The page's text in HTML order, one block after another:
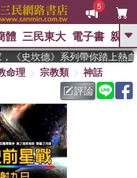
5
GO
東野圭吾 、 高希均教授回憶錄
父親節 、 如果歷
暑期推薦 、 國際布克
漫遊錄
、 方念華
時代 、 數學女孩：黎曼猜想
迷走神經
體 三民東大 電子書 親子
史坎德》系列帶你踏上熱血
命理 宗教類
神話
評論